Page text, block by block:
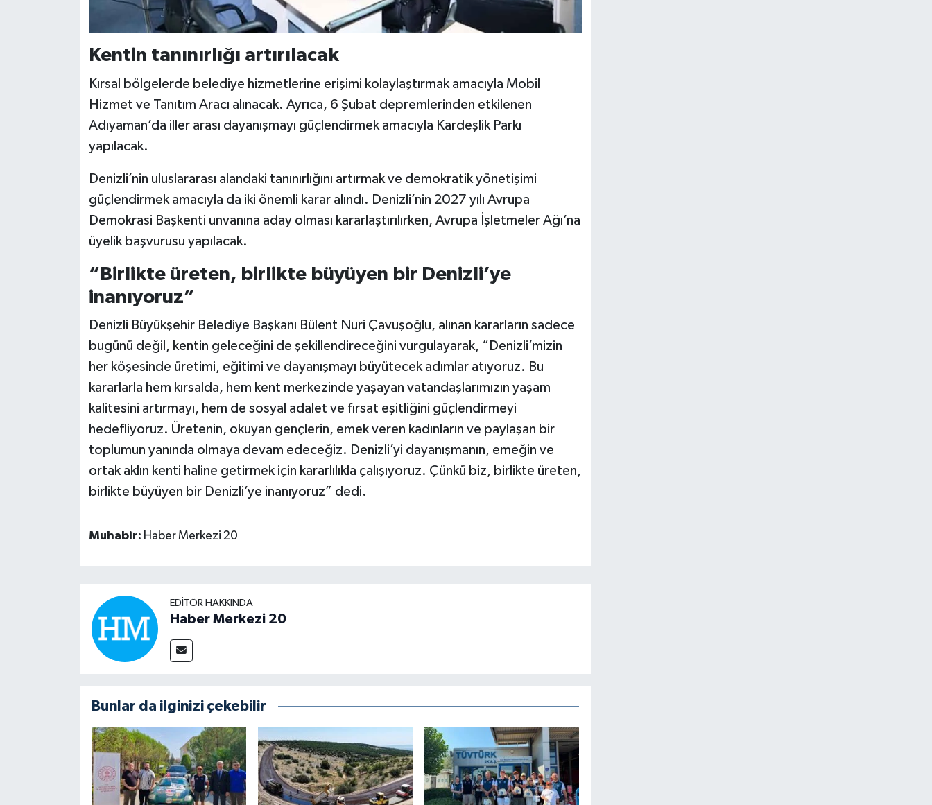
Kentin tanınırlığı artırılacak
Kırsal bölgelerde belediye hizmetlerine erişimi kolaylaştırmak amacıyla Mobil
Hizmet ve Tanıtım Aracı alınacak. Ayrıca, 6 Şubat depremlerinden etkilenen
Adıyaman’da iller arası dayanışmayı güçlendirmek amacıyla Kardeşlik Parkı
yapılacak.
Denizli’nin uluslararası alandaki tanınırlığını artırmak ve demokratik yönetişimi
güçlendirmek amacıyla da iki önemli karar alındı. Denizli’nin 2027 yılı Avrupa
Demokrasi Başkenti unvanına aday olması kararlaştırılırken, Avrupa İşletmeler Ağı’na
üyelik başvurusu yapılacak.
“Birlikte üreten, birlikte büyüyen bir Denizli’ye
inanıyoruz”
Denizli Büyükşehir Belediye Başkanı Bülent Nuri Çavuşoğlu, alınan kararların sadece
bugünü değil, kentin geleceğini de şekillendireceğini vurgulayarak, “Denizli’mizin
her köşesinde üretimi, eğitimi ve dayanışmayı büyütecek adımlar atıyoruz. Bu
kararlarla hem kırsalda, hem kent merkezinde yaşayan vatandaşlarımızın yaşam
kalitesini artırmayı, hem de sosyal adalet ve fırsat eşitliğini güçlendirmeyi
hedefliyoruz. Üretenin, okuyan gençlerin, emek veren kadınların ve paylaşan bir
toplumun yanında olmaya devam edeceğiz. Denizli’yi dayanışmanın, emeğin ve
ortak aklın kenti haline getirmek için kararlılıkla çalışıyoruz. Çünkü biz, birlikte üreten,
birlikte büyüyen bir Denizli’ye inanıyoruz” dedi.
Muhabir: Haber Merkezi 20
EDITÖR HAKKINDA
Haber Merkezi 20
Bunlar da ilginizi çekebilir